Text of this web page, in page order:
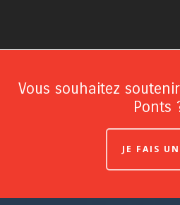
Vous souhaitez
Ponts
JE FAIS